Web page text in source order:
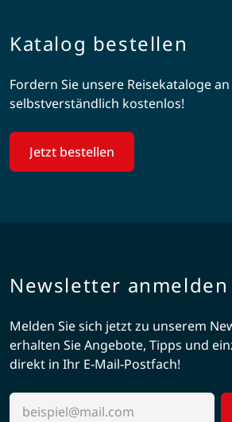
Katalog bestellen
Fordern Sie unsere Reisekataloge an
selbstverständlich kostenlos!
Jetzt bestellen
Newsletter anmelden
Melden Sie sich jetzt zu unserem
erhalten Sie Angebote, Tipps und
direkt in Ihr E-Mail-Postfach!